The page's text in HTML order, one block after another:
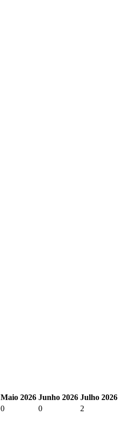
Maio 2026 Junho 2026 Julho 2026
0 0 2